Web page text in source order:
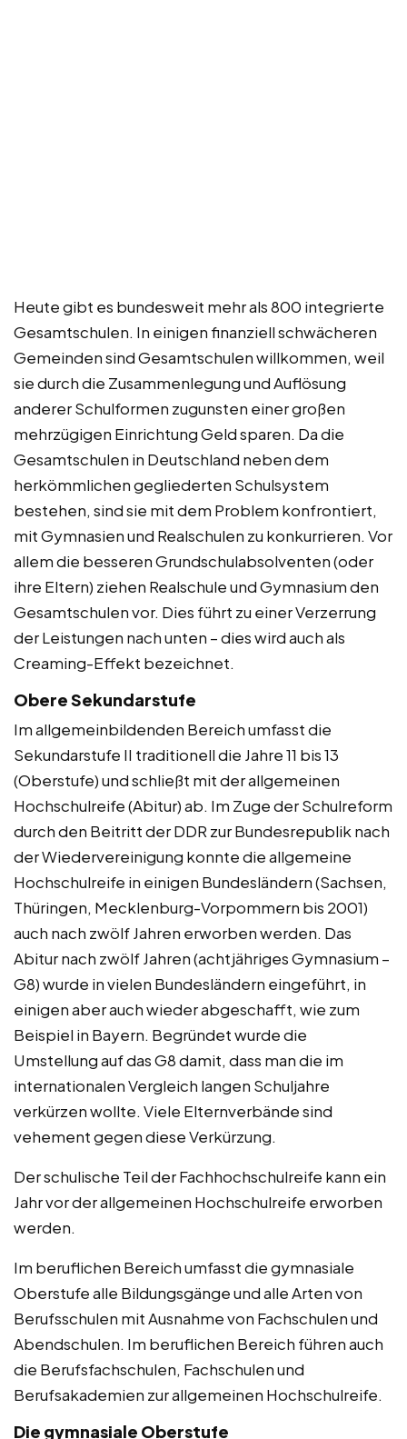
Heute gibt es bundesweit mehr als 800 integrierte
Gesamtschulen. In einigen finanziell schwächeren
Gemeinden sind Gesamtschulen willkommen, weil
sie durch die Zusammenlegung und Auflösung
anderer Schulformen zugunsten einer großen
mehrzügigen Einrichtung Geld sparen. Da die
Gesamtschulen in Deutschland neben dem
herkömmlichen gegliederten Schulsystem
bestehen, sind sie mit dem Problem konfrontiert,
mit Gymnasien und Realschulen zu konkurrieren. Vor
allem die besseren Grundschulabsolventen (oder
ihre Eltern) ziehen Realschule und Gymnasium den
Gesamtschulen vor. Dies führt zu einer Verzerrung
der Leistungen nach unten – dies wird auch als
Creaming-Effekt bezeichnet.
Obere Sekundarstufe
Im allgemeinbildenden Bereich umfasst die
Sekundarstufe II traditionell die Jahre 11 bis 13
(Oberstufe) und schließt mit der allgemeinen
Hochschulreife (Abitur) ab. Im Zuge der Schulreform
durch den Beitritt der DDR zur Bundesrepublik nach
der Wiedervereinigung konnte die allgemeine
Hochschulreife in einigen Bundesländern (Sachsen,
Thüringen, Mecklenburg-Vorpommern bis 2001)
auch nach zwölf Jahren erworben werden. Das
Abitur nach zwölf Jahren (achtjähriges Gymnasium –
G8) wurde in vielen Bundesländern eingeführt, in
einigen aber auch wieder abgeschafft, wie zum
Beispiel in Bayern. Begründet wurde die
Umstellung auf das G8 damit, dass man die im
internationalen Vergleich langen Schuljahre
verkürzen wollte. Viele Elternverbände sind
vehement gegen diese Verkürzung.
Der schulische Teil der Fachhochschulreife kann ein
Jahr vor der allgemeinen Hochschulreife erworben
werden.
Im beruflichen Bereich umfasst die gymnasiale
Oberstufe alle Bildungsgänge und alle Arten von
Berufsschulen mit Ausnahme von Fachschulen und
Abendschulen. Im beruflichen Bereich führen auch
die Berufsfachschulen, Fachschulen und
Berufsakademien zur allgemeinen Hochschulreife.
Die gymnasiale Oberstufe